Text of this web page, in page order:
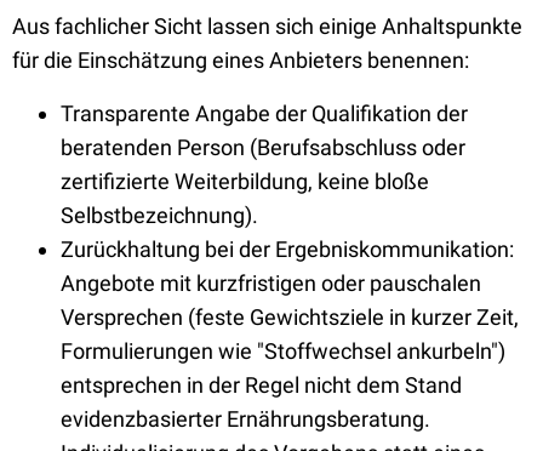
Aus fachlicher Sicht lassen sich einige Anhaltspunkte
für die Einschätzung eines Anbieters benennen:
Transparente Angabe der Qualifikation der
beratenden Person (Berufsabschluss oder
zertifizierte Weiterbildung, keine bloße
Selbstbezeichnung).
Zurückhaltung bei der Ergebniskommunikation:
Angebote mit kurzfristigen oder pauschalen
Versprechen (feste Gewichtsziele in kurzer Zeit,
Formulierungen wie "Stoffwechsel ankurbeln")
entsprechen in der Regel nicht dem Stand
evidenzbasierter Ernährungsberatung.